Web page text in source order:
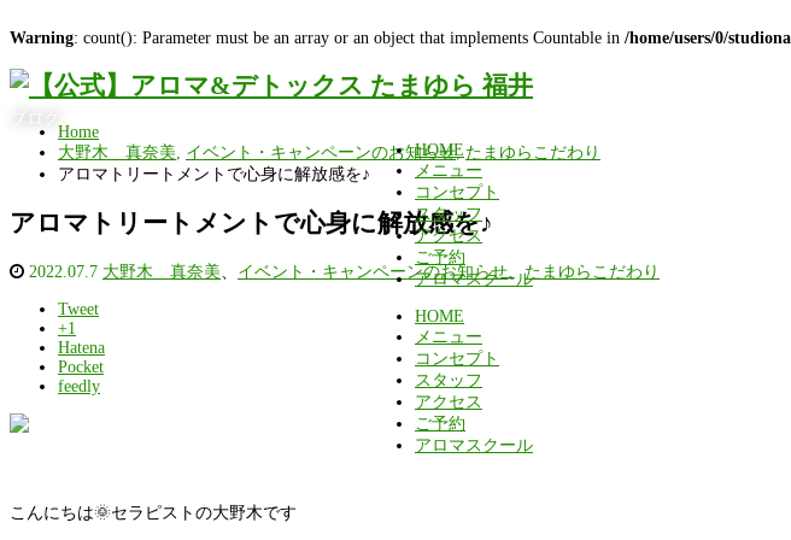
Warning: count(): Parameter must be an array or an object that implements Countable in /home/users/0/
HOME
メニュー
コンセプト
スタッフ
アクセス
ご予約
アロマスクール
HOME
メニュー
コンセプト
スタッフ
アクセス
ご予約
アロマスクール
Home
大野木 真奈美, イベント・キャンペーンのお知らせ, たまゆらこだわり
アロマトリートメントで心身に解放感を♪
アロマトリートメントで心身に解放感を♪
2022.07.7 大野木 真奈美 イベント・キャンペーンのお知らせ 、たまゆらこだわり
Tweet
+1
Hatena
Pocket
feedly
こんにちは🌞セラピストの大野木です